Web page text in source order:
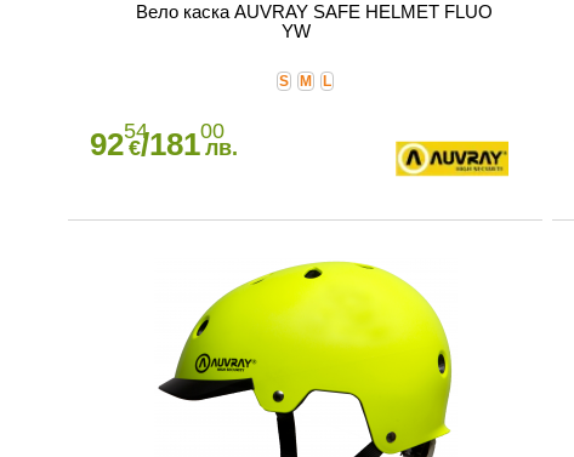
Вело каска AUVRAY SAFE HELMET FLUO
YW
S M L
9254
€/18100
лв.